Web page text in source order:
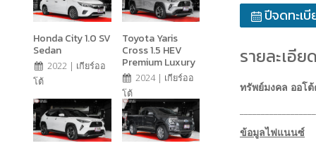
Honda City 1.0 SV
Sedan
2022 | เกียร์ออ
โต้
Toyota Yaris
Cross 1.5 HEV
Premium Luxury
2024 | เกียร์ออ
โต้
ปีจดทะเ
รายละเอี
ทรัพย์มงคล ออโ
ข้อมูลไฟแนนซ์